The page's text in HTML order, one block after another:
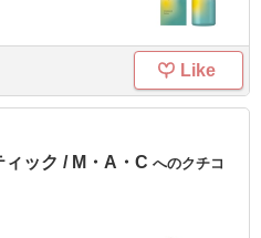
Like
ック / M・A・C へのクチコ